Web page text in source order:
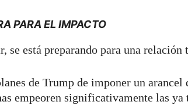
PARA EL IMPACTO
se está preparando para una
de Trump de imponer un
empeoren significativamente las ya